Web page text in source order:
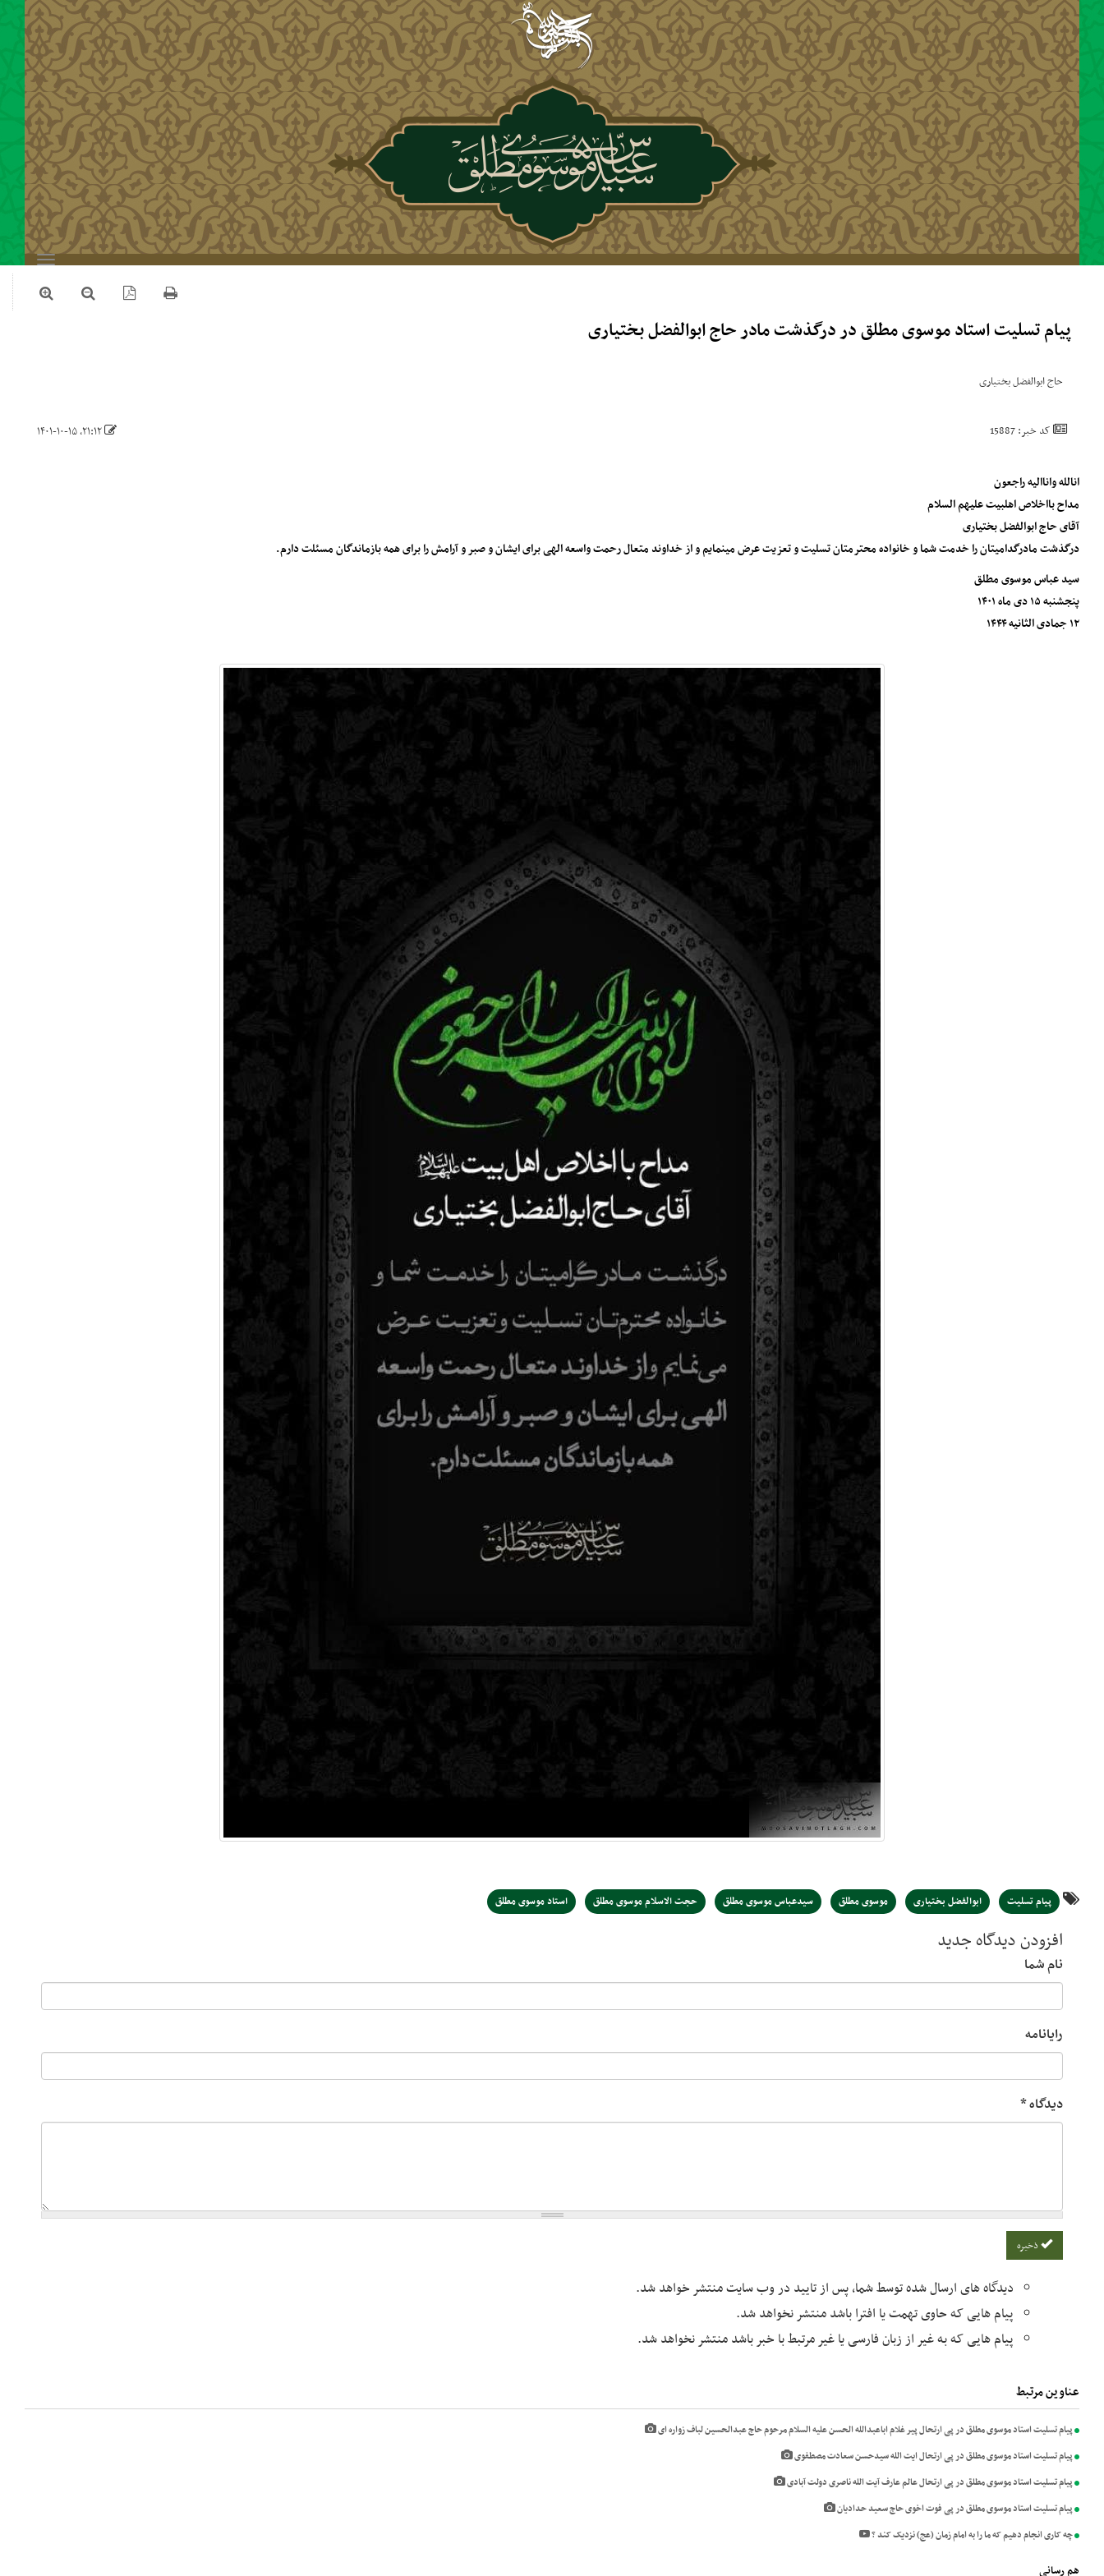
رفتن به محتوای اصلی
Toggle
navigation
پیام تسلیت استاد موسوی مطلق در درگذشت مادر حاج ابوالفضل بختیاری
حاج ابوالفضل بختیاری
کد خبر: 15887
انالله واناالیه راجعون
مداح بااخلاص اهلبیت علیهم السلام
آقای حاج ابوالفضل بختیاری
درگذشت مادرگدامیتان را خدمت شما و خانواده محترمتان تسلیت و تعزیت عرض مینمایم و از خداوند متعال رحمت واسعه الهی برای ایشان و صبر و آرامش را برای همه بازماندگان مسئلت دارم.
سید عباس موسوی مطلق
پنجشنبه ۱۵ دی ماه ۱۴۰۱
۱۲ جمادی الثانیه ۱۴۴۴
پیام تسلیت ابوالفضل بختیاری موسوی مطلق سیدعباس موسوی مطلق حجت الاسلام موسوی مطلق استاد موسوی مطلق
افزودن دیدگاه جدید
نام شما
رایانامه
دیدگاه*
دیدگاه های ارسال شده توسط شما، پس از تایید در وب سایت منتشر خواهد شد.
پیام هایی که حاوی تهمت یا افترا باشد منتشر نخواهد شد.
پیام هایی که به غیر از زبان فارسی یا غیر مرتبط با خبر باشد منتشر نخواهد شد.
عناوین مرتبط
پیام تسلیت استاد موسوی مطلق در پی ارتحال پیر غلام اباعبدالله الحسن علیه السلام مرحوم حاج عبدالحسین لباف زواره ای
پیام تسلیت استاد موسوی مطلق در پی ارتحال ایت الله سیدحسن سعادت مصطفوی
پیام تسلیت استاد موسوی مطلق در پی ارتحال عالم عارف آیت الله ناصری دولت آبادی
پیام تسلیت استاد موسوی مطلق در پی فوت اخوی حاج سعید حدادیان
چه کاری انجام دهیم که ما را به امام زمان (عج) نزدیک کند ؟
هم رسانی